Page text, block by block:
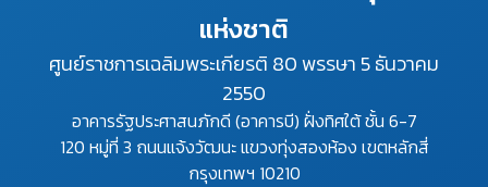
แห่งชาติ
ศูนย์ราชการเฉลิมพระเกียรติ 80 พรรษา 5 ธันวาคม
2550
อาคารรัฐประศาสนภักดี (อาคารบี) ฝั่งทิศใต้ ชั้น 6-7
120 หมู่ที่ 3 ถนนแจ้งวัฒนะ แขวงทุ่งสองห้อง เขตหลักสี่
กรุงเทพฯ 10210